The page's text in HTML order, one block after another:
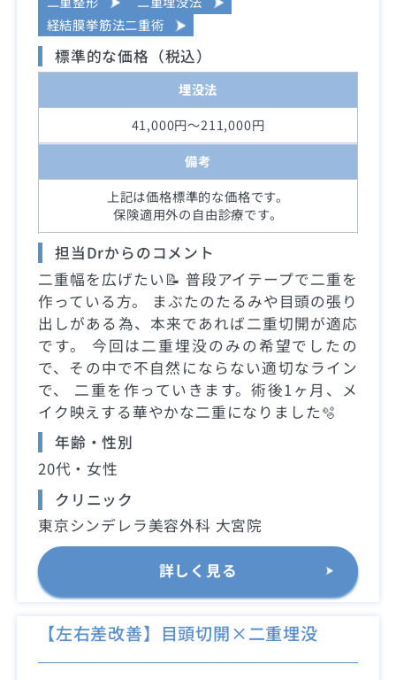
経結膜挙筋法二重術
標準的な価格（税込）
埋没法
41,000円～211,000円
備考
上記は価格標準的な価格です。
保険適用外の自由診療です。
担当Drからのコメント
二重幅を広げたい📝 普段アイテープで二重を
作っている方。 まぶたのたるみや目頭の張り
出しがある為、本来であれば二重切開が適応
です。 今回は二重埋没のみの希望でしたの
で、その中で不自然にならない適切なライン
で、 二重を作っていきます。術後1ヶ月、メ
イク映えする華やかな二重になりました🫧
年齢・性別
20代・女性
クリニック
東京シンデレラ美容外科 大宮院
詳しく見る
【左右差改善】目頭切開×二重埋没